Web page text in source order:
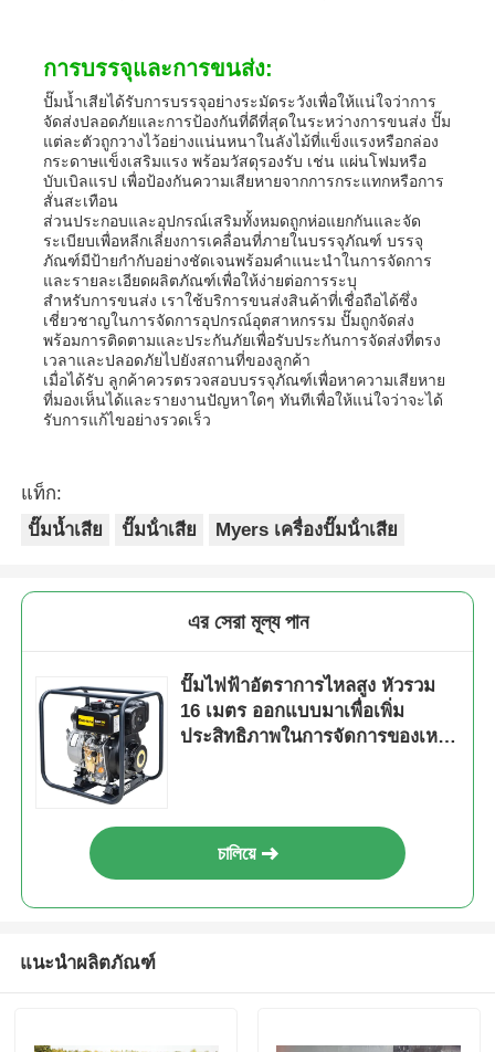
การบรรจุและการขนส่ง:
ปั๊มน้ำเสียได้รับการบรรจุอย่างระมัดระวังเพื่อให้แน่ใจว่าการ
จัดส่งปลอดภัยและการป้องกันที่ดีที่สุดในระหว่างการขนส่ง ปั๊ม
แต่ละตัวถูกวางไว้อย่างแน่นหนาในลังไม้ที่แข็งแรงหรือกล่อง
กระดาษแข็งเสริมแรง พร้อมวัสดุรองรับ เช่น แผ่นโฟมหรือ
บับเบิลแรป เพื่อป้องกันความเสียหายจากการกระแทกหรือการ
สั่นสะเทือน
ส่วนประกอบและอุปกรณ์เสริมทั้งหมดถูกห่อแยกกันและจัด
ระเบียบเพื่อหลีกเลี่ยงการเคลื่อนที่ภายในบรรจุภัณฑ์ บรรจุ
ภัณฑ์มีป้ายกำกับอย่างชัดเจนพร้อมคำแนะนำในการจัดการ
และรายละเอียดผลิตภัณฑ์เพื่อให้ง่ายต่อการระบุ
สำหรับการขนส่ง เราใช้บริการขนส่งสินค้าที่เชื่อถือได้ซึ่ง
เชี่ยวชาญในการจัดการอุปกรณ์อุตสาหกรรม ปั๊มถูกจัดส่ง
พร้อมการติดตามและประกันภัยเพื่อรับประกันการจัดส่งที่ตรง
เวลาและปลอดภัยไปยังสถานที่ของลูกค้า
เมื่อได้รับ ลูกค้าควรตรวจสอบบรรจุภัณฑ์เพื่อหาความเสียหาย
ที่มองเห็นได้และรายงานปัญหาใดๆ ทันทีเพื่อให้แน่ใจว่าจะได้
รับการแก้ไขอย่างรวดเร็ว
แท็ก:
ปั๊มน้ำเสีย
ปั๊มน้ําเสีย Myers เครื่องปั๊มน้ําเสีย
এর সেরা মূল্য পান
ปั๊มไฟฟ้าอัตราการไหลสูง หัวรวม
16 เมตร ออกแบบมาเพื่อเพิ่ม
ประสิทธิภาพในการจัดการของเหลว
চালিয়ে
แนะนำผลิตภัณฑ์